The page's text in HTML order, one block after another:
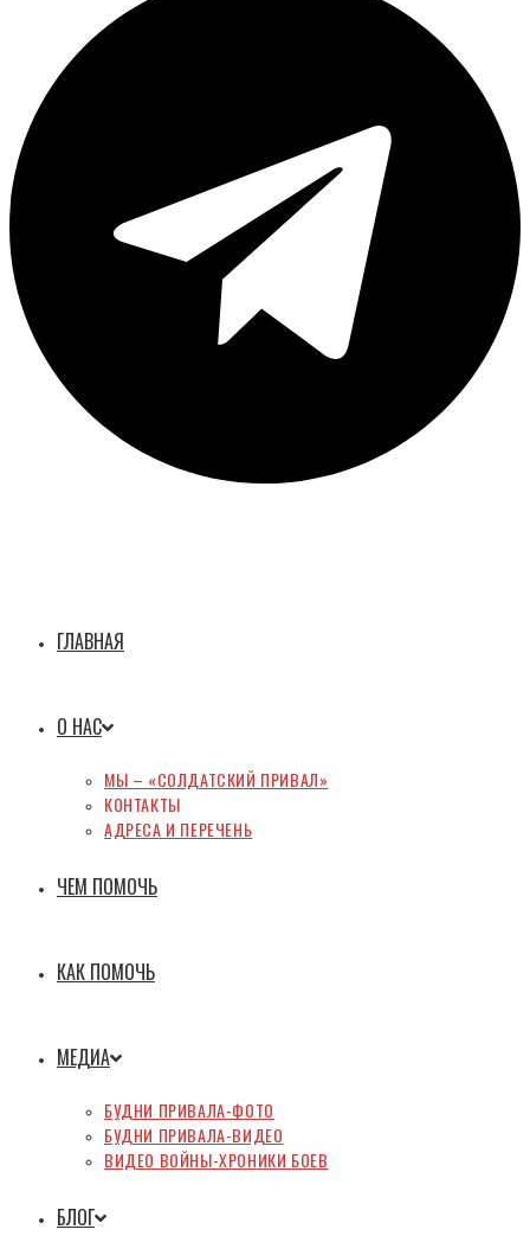
ГЛАВНАЯ
О НАС
МЫ – «СОЛДАТСКИЙ ПРИВАЛ»
КОНТАКТЫ
АДРЕСА И ПЕРЕЧЕНЬ
ЧЕМ ПОМОЧЬ
КАК ПОМОЧЬ
МЕДИА
БУДНИ ПРИВАЛА-ФОТО
БУДНИ ПРИВАЛА-ВИДЕО
ВИДЕО ВОЙНЫ-ХРОНИКИ БОЕВ
БЛОГ